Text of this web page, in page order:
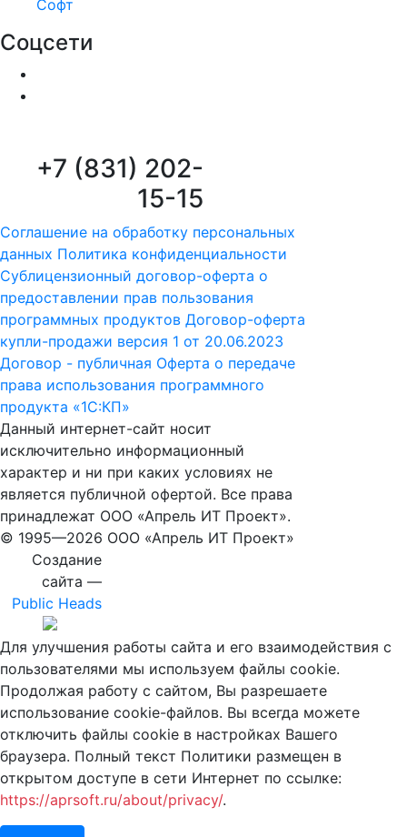
Софт
Соцсети
+7 (831) 202-
15-15
Соглашение на обработку персональных
данных Политика конфиденциальности
Сублицензионный договор-оферта о
предоставлении прав пользования
программных продуктов Договор-оферта
купли-продажи версия 1 от 20.06.2023
Договор - публичная Оферта о передаче
права использования программного
продукта «1С:КП»
Данный интернет-сайт носит
исключительно информационный
характер и ни при каких условиях не
является публичной офертой. Все права
принадлежат ООО «Апрель ИТ Проект».
© 1995—2026 ООО «Апрель ИТ Проект»
Создание
сайта —
Public Heads
Для улучшения работы сайта и его взаимодействия с
пользователями мы используем файлы cookie.
Продолжая работу с сайтом, Вы разрешаете
использование cookie-файлов. Вы всегда можете
отключить файлы cookie в настройках Вашего
браузера. Полный текст Политики размещен в
открытом доступе в сети Интернет по ссылке:
https://aprsoft.ru/about/privacy/.